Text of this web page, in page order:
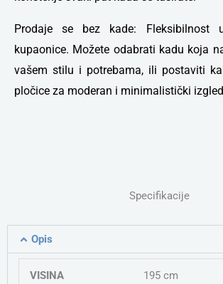
Prodaje se bez kade: Fleksibilnost
kupaonice. Možete odabrati kadu koja
vašem stilu i potrebama, ili postaviti
pločice za moderan i minimalistički
Specifikacije
Opis
VISINA 195 cm